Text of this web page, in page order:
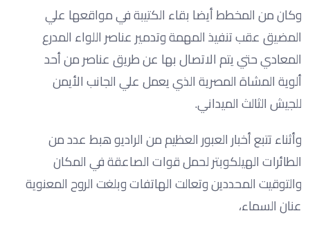
وكان من المخطط أيضا بقاء الكتيبة في مواقعها علي
المضيق عقب تنفيذ المهمة وتدمير عناصر اللواء المدرع
المعادي حتي يتم الاتصال بها عن طريق عناصر من أحد
ألوية المشاة المصرية الذي يعمل علي الجانب الأيمن
للجيش الثالث الميداني.
وأثناء تتبع أخبار العبور العظيم من الراديو هبط عدد من
الطائرات الهيلكوبتر لحمل قوات الصاعقة في المكان
والتوقيت المحددين وتعالت الهاتفات وبلغت الروح المعنوية
عنان السماء،